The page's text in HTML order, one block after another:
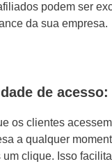
podem ser
da sua empresa.
de acesso:
os clientes
a qualquer
um clique. Isso